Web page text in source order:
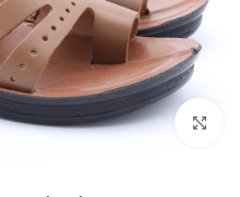
اضغط للتكبير